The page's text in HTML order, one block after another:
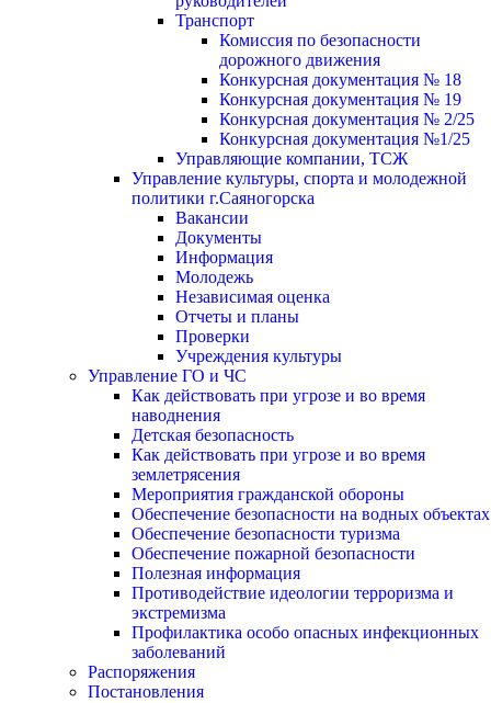
Транспорт
Комиссия по безопасности
дорожного движения
Конкурсная документация № 18
Конкурсная документация № 19
Конкурсная документация № 2/25
Конкурсная документация №1/25
Управляющие компании, ТСЖ
Управление культуры, спорта и молодежной
политики г.Саяногорска
Вакансии
Документы
Информация
Молодежь
Независимая оценка
Отчеты и планы
Проверки
Учреждения культуры
Управление ГО и ЧС
Как действовать при угрозе и во время
наводнения
Детская безопасность
Как действовать при угрозе и во время
землетрясения
Мероприятия гражданской обороны
Обеспечение безопасности на водных объектах
Обеспечение безопасности туризма
Обеспечение пожарной безопасности
Полезная информация
Противодействие идеологии терроризма и
экстремизма
Профилактика особо опасных инфекционных
заболеваний
Распоряжения
Постановления